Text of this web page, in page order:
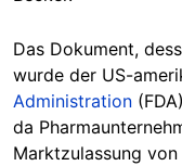
Das Dokument,
wurde der US-
Administration
da
Marktzulassung